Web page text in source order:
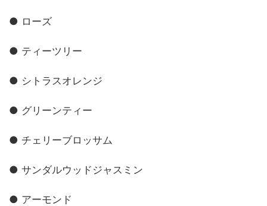
● ローズ
● ティーツリー
● シトラスオレンジ
● グリーンティー
● チェリーブロッサム
● サンダルウッドジャスミン
● アーモンド